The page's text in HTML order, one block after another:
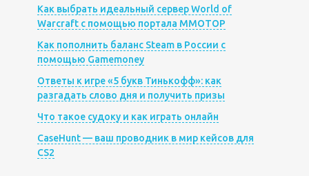
Как выбрать идеальный сервер World of
Warcraft с помощью портала MMOTOP
Как пополнить баланс Steam в России с
помощью Gamemoney
Ответы к игре «5 букв Тинькофф»: как
разгадать слово дня и получить призы
Что такое судоку и как играть онлайн
CaseHunt — ваш проводник в мир кейсов для
CS2